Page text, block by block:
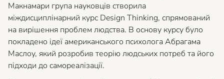
Макнамари група науковців створила
міждисциплінарний курс Design Thinking, спрямований
на вирішення проблем людства. В основу курсу було
покладено ідеї американського психолога Абрагама
Маслоу, який розробив теорію людських потреб та його
підходи до самореалізації.